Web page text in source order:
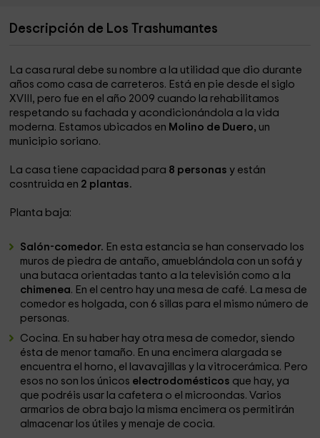
Descripción de Los Trashumantes
La casa rural debe su nombre a la utilidad que dio durante
años como casa de carreteros. Está en pie desde el siglo
XVIII, pero fue en el año 2009 cuando la rehabilitamos
respetando su fachada y acondicionándola a la vida
moderna. Estamos ubicados en Molino de Duero, un
municipio soriano.
La casa tiene capacidad para 8 personasy están
cosntruida en 2 plantas.
Planta baja:
Salón-comedor. En esta estancia se han conservado los
muros de piedra de antaño, amueblándola con un sofá y
una butaca orientadas tanto a la televisión como a la
chimenea. En el centro hay una mesa de café. La mesa de
comedor es holgada, con 6 sillas para el mismo número de
personas.
Cocina. En su haber hay otra mesa de comedor, siendo
ésta de menor tamaño. En una encimera alargada se
encuentra el horno, el lavavajillas y la vitrocerámica. Pero
esos no son los únicos electrodomésticos que hay, ya
que podréis usar la cafetera o el microondas. Varios
armarios de obra bajo la misma encimera os permitirán
almacenar los útiles y menaje de cocia.